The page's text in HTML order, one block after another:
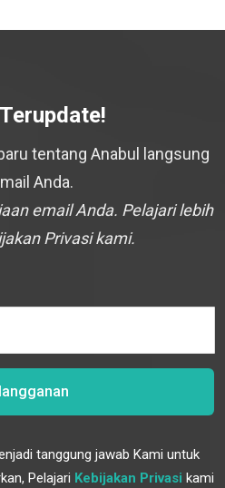
tentang Anabul langsung
Anda.
email Anda. Pelajari lebih
Privasi kami.
tanggung jawab Kami untuk
Pelajari Kebijakan Privasi kami